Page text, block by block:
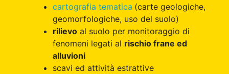
cartografia tematica (carte geologiche,
geomorfologiche, uso del suolo)
rilievo al suolo per monitoraggio di
fenomeni legati al rischio frane ed
alluvioni
scavi ed attività estrattive